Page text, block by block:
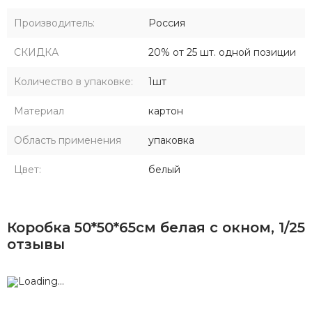
Производитель: Россия
СКИДКА 20% от 25 шт. одной позиции
Количество в упаковке: 1шт
Материал картон
Область применения упаковка
Цвет: белый
Коробка 50*50*65см белая с окном, 1/25
отзывы